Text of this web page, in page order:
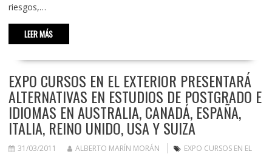
riesgos,…
LEER MÁS
EXPO CURSOS EN EL EXTERIOR PRESENTARÁ
ALTERNATIVAS EN ESTUDIOS DE POSTGRADO E
IDIOMAS EN AUSTRALIA, CANADÁ, ESPAÑA,
ITALIA, REINO UNIDO, USA Y SUIZA
31/03/2011 ALBERTO MARÍN MORÁN
EXPO CURSOS EN EL